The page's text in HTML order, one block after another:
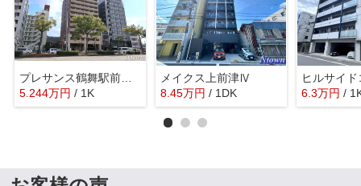
プレサンス鶴舞駅前ブリリアント
5.244万円 / 1K
メイクス上前津Ⅳ
8.45万円 / 1DK
ヒルサイド
6.3万円 /